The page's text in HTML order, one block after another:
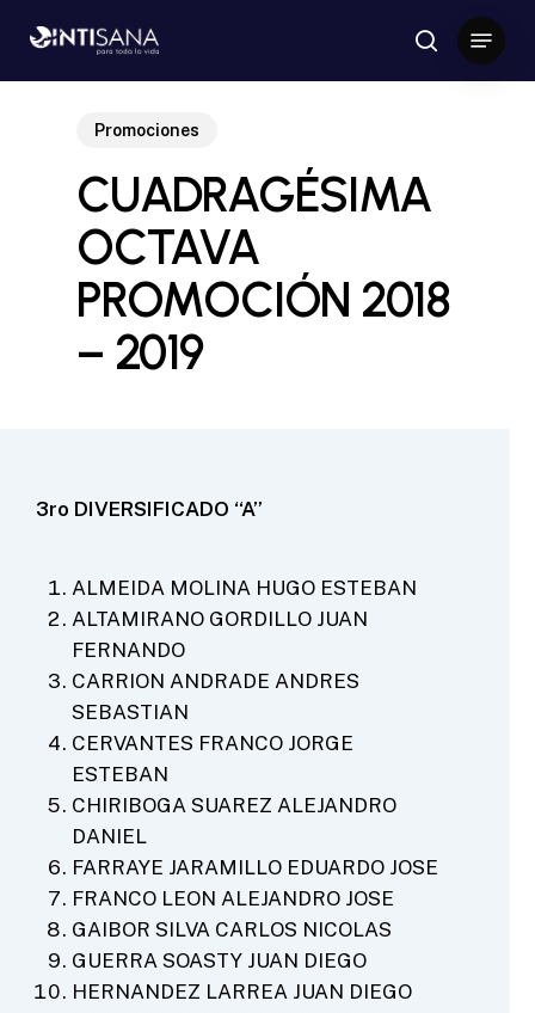
main
search
Menu
Promociones
CUADRAGÉSIMA
OCTAVA
PROMOCIÓN 2018
– 2019
3ro DIVERSIFICADO “A”
ALMEIDA MOLINA HUGO ESTEBAN
ALTAMIRANO GORDILLO JUAN
FERNANDO
CARRION ANDRADE ANDRES
SEBASTIAN
CERVANTES FRANCO JORGE
ESTEBAN
CHIRIBOGA SUAREZ ALEJANDRO
DANIEL
FARRAYE JARAMILLO EDUARDO JOSE
FRANCO LEON ALEJANDRO JOSE
GAIBOR SILVA CARLOS NICOLAS
GUERRA SOASTY JUAN DIEGO
HERNANDEZ LARREA JUAN DIEGO
Close